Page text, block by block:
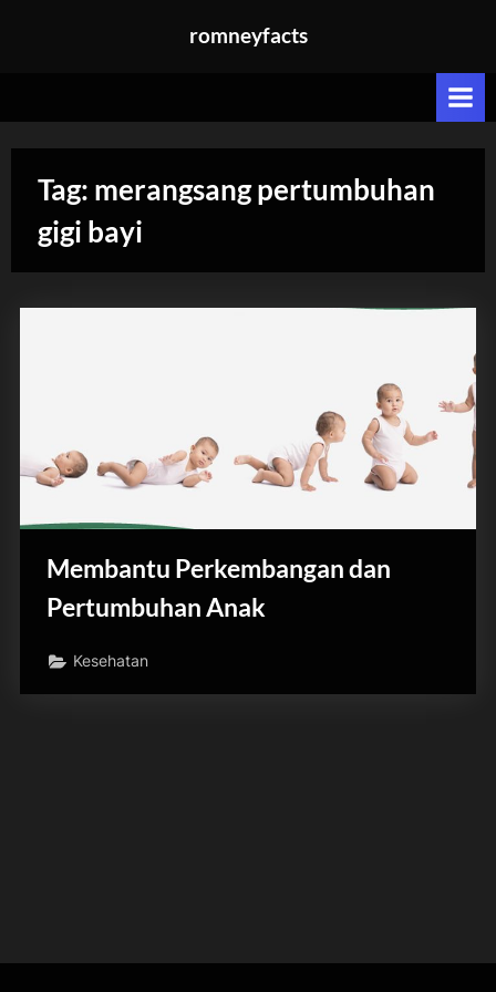
romneyfacts
Tag: merangsang pertumbuhan
gigi bayi
Membantu Perkembangan dan
Pertumbuhan Anak
Kesehatan